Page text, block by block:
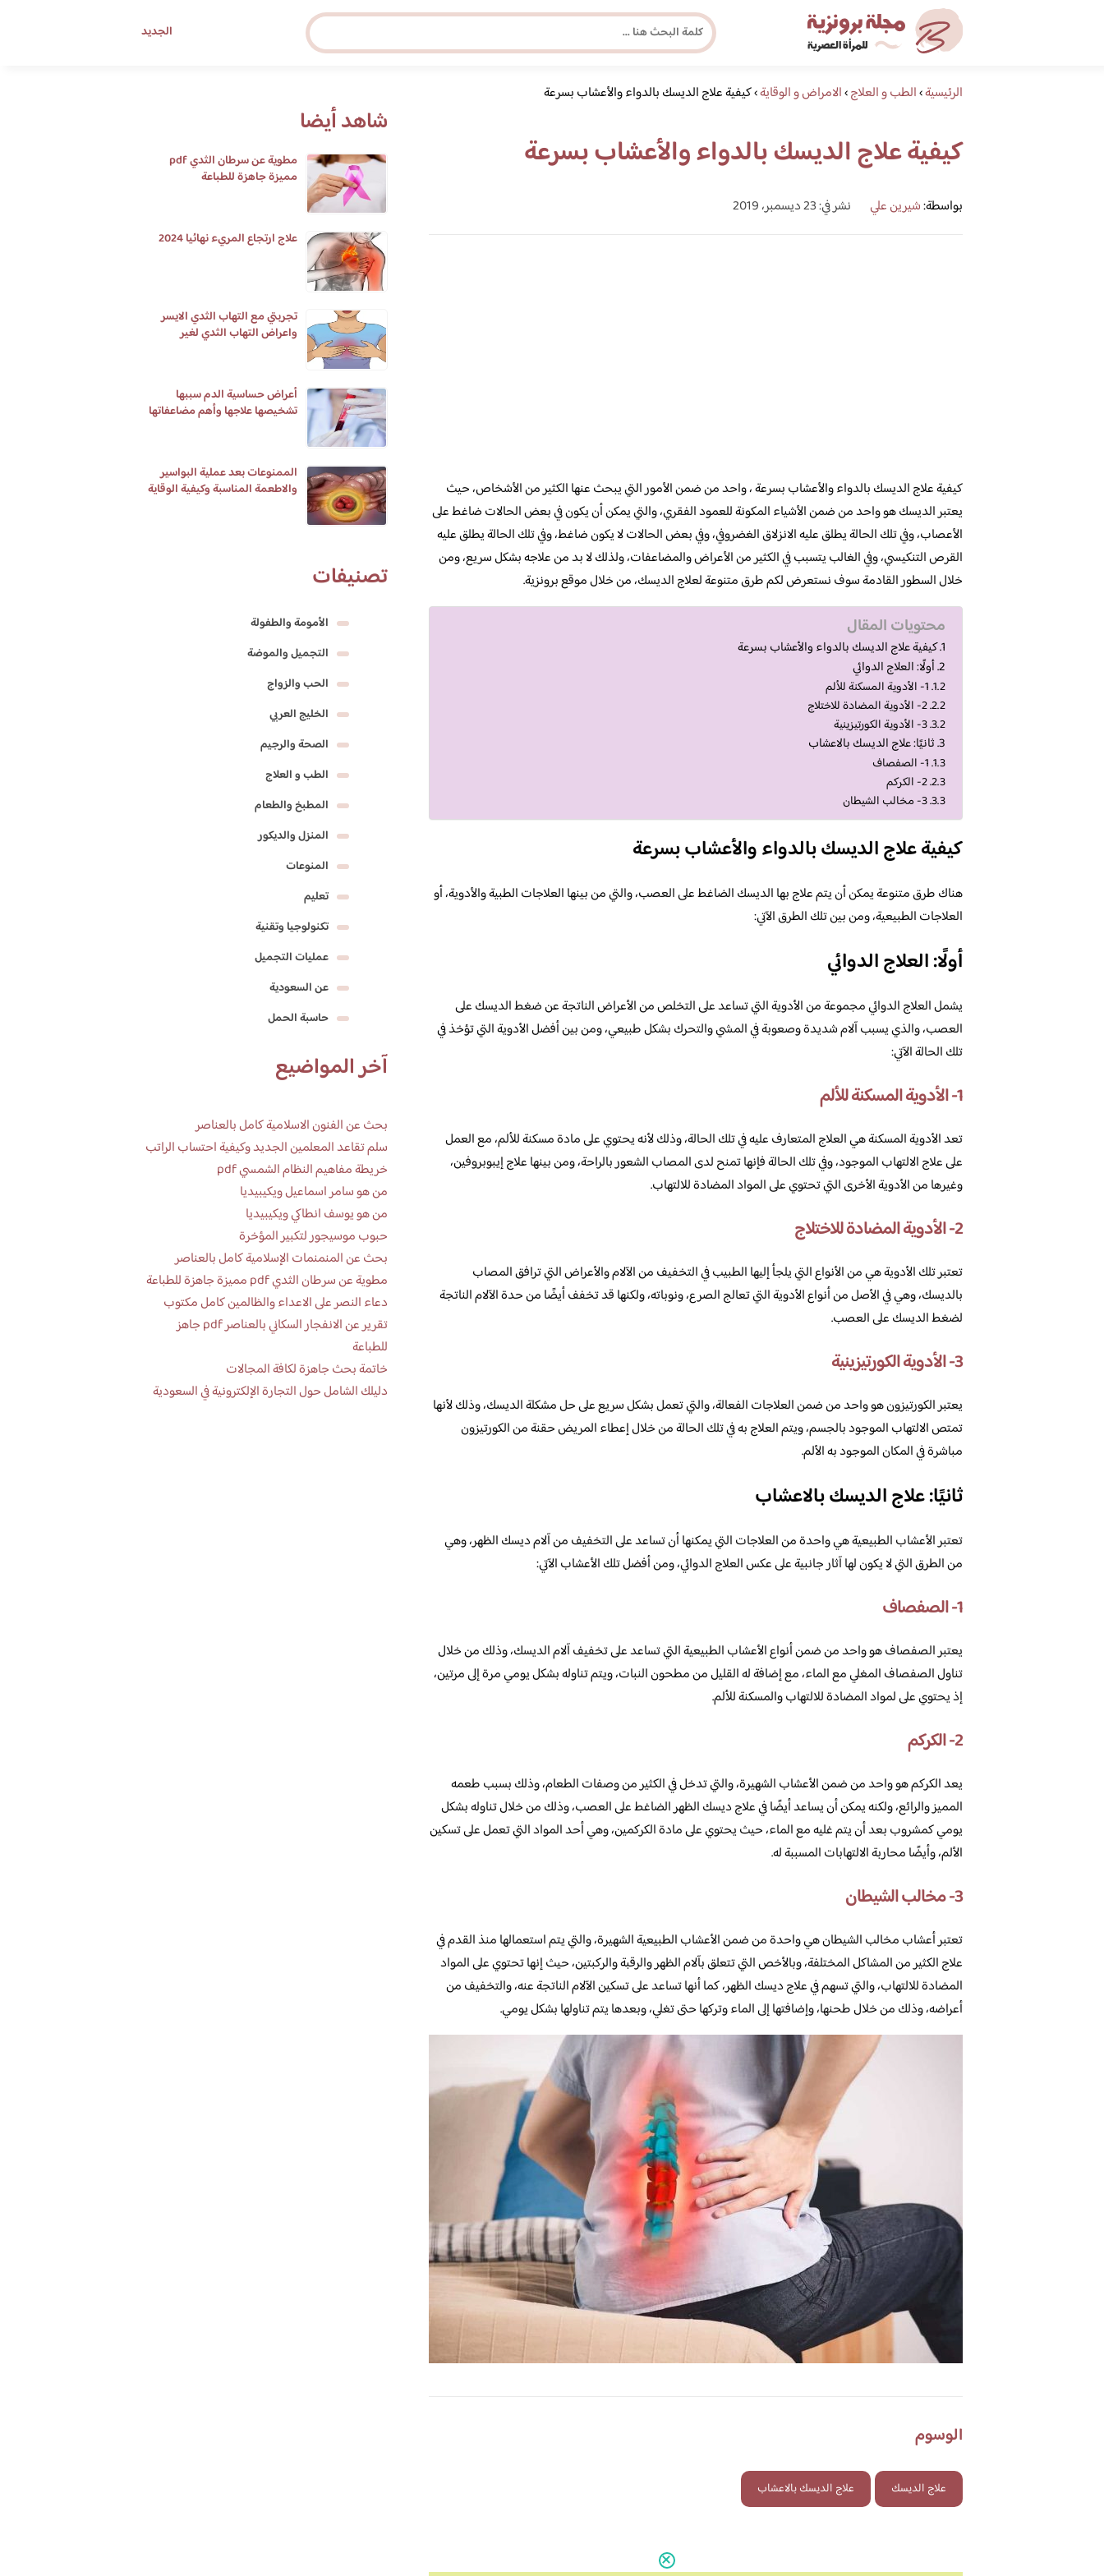
الجديد
مجلة برونزية للفتاة العصرية
ابحث عن أي موضوع يهمك
الرئيسية›الطب و العلاج›الامراض و الوقاية›كيفية علاج الديسك بالدواء والأعشاب بسرعة
كيفية علاج الديسك بالدواء والأعشاب بسرعة
بواسطة:شيرين علي نشر في: 23 ديسمبر، 2019
كيفية علاج الديسك بالدواء والأعشاب بسرعة ، واحد من ضمن الأمور التي يبحث عنها الكثير من الأشخاص، حيث
يعتبر الديسك هو واحد من ضمن الأشياء المكونة للعمود الفقري، والتي يمكن أن يكون في بعض الحالات ضاغط على
الأعصاب، وفي تلك الحالة يطلق عليه الانزلاق الغضروفي، وفي بعض الحالات لا يكون ضاغط، وفي تلك الحالة يطلق عليه
القرص التنكيسي، وفي الغالب يتسبب في الكثير من الأعراض والمضاعفات، ولذلك لا بد من علاجه بشكل سريع، ومن
خلال السطور القادمة سوف نستعرض لكم طرق متنوعة لعلاج الديسك، من خلال موقع برونزية.
محتويات المقال
كيفية علاج الديسك بالدواء والأعشاب بسرعة
أولًا: العلاج الدوائي
1- الأدوية المسكنة للألم
2- الأدوية المضادة للاختلاج
3- الأدوية الكورتيزينية
ثانيًا: علاج الديسك بالاعشاب
1- الصفصاف
2- الكركم
3- مخالب الشيطان
كيفية علاج الديسك بالدواء والأعشاب بسرعة
هناك طرق متنوعة يمكن أن يتم علاج بها الديسك الضاغط على العصب، والتي من بينها العلاجات الطبية والأدوية، أو
العلاجات الطبيعية، ومن بين تلك الطرق الآتي:
أولًا: العلاج الدوائي
يشمل العلاج الدوائي مجموعة من الأدوية التي تساعد على التخلص من الأعراض الناتجة عن ضغط الديسك على
العصب، والذي يسبب آلام شديدة وصعوبة في المشي والتحرك بشكل طبيعي، ومن بين أفضل الأدوية التي تؤخذ في
تلك الحالة الآتي:
1- الأدوية المسكنة للألم
تعد الأدوية المسكنة هي العلاج المتعارف عليه في تلك الحالة، وذلك لأنه يحتوي على مادة مسكنة للألم، مع العمل
على علاج الالتهاب الموجود، وفي تلك الحالة فإنها تمنح لدى المصاب الشعور بالراحة، ومن بينها علاج إيبوبروفين،
وغيرها من الأدوية الأخرى التي تحتوي على المواد المضادة للالتهاب.
2- الأدوية المضادة للاختلاج
تعتبر تلك الأدوية هي من الأنواع التي يلجأ إليها الطبيب في التخفيف من الآلام والأعراض التي ترافق المصاب
بالديسك، وهي في الأصل من أنواع الأدوية التي تعالج الصرع، ونوباته، ولكنها قد تخفف أيضًا من حدة الآلام الناتجة
لضغط الديسك على العصب.
3- الأدوية الكورتيزينية
يعتبر الكورتيزون هو واحد من ضمن العلاجات الفعالة، والتي تعمل بشكل سريع على حل مشكلة الديسك، وذلك لأنها
تمتص الالتهاب الموجود بالجسم، ويتم العلاج به في تلك الحالة من خلال إعطاء المريض حقنة من الكورتيزون
مباشرة في المكان الموجود به الألم.
ثانيًا: علاج الديسك بالاعشاب
تعتبر الأعشاب الطبيعية هي واحدة من العلاجات التي يمكنها أن تساعد على التخفيف من آلام ديسك الظهر، وهي
من الطرق التي لا يكون لها آثار جانبية على عكس العلاج الدوائي، ومن أفضل تلك الأعشاب الآتي:
1- الصفصاف
يعتبر الصفصاف هو واحد من ضمن أنواع الأعشاب الطبيعية التي تساعد على تخفيف آلام الديسك، وذلك من خلال
تناول الصفصاف المغلي مع الماء، مع إضافة له القليل من مطحون النبات، ويتم تناوله بشكل يومي مرة إلى مرتين،
إذ يحتوي على لمواد المضادة للالتهاب والمسكنة للألم.
2- الكركم
يعد الكركم هو واحد من ضمن الأعشاب الشهيرة، والتي تدخل في الكثير من وصفات الطعام، وذلك بسبب طعمه
المميز والرائع، ولكنه يمكن أن يساعد أيضًا في علاج ديسك الظهر الضاغط على العصب، وذلك من خلال تناوله بشكل
يومي كمشروب بعد أن يتم غليه مع الماء، حيث يحتوي على مادة الكركمين، وهي أحد المواد التي تعمل على تسكين
الألم، وأيضًا محاربة الالتهابات المسببة له.
3- مخالب الشيطان
تعتبر أعشاب مخالب الشيطان هي واحدة من ضمن الأعشاب الطبيعية الشهيرة، والتي يتم استعمالها منذ القدم في
علاج الكثير من المشاكل المختلفة، وبالأخص التي تتعلق بآلام الظهر والرقبة والركبتين، حيث إنها تحتوي على المواد
المضادة للالتهاب، والتي تسهم في علاج ديسك الظهر، كما أنها تساعد على تسكين الآلام الناتجة عنه، والتخفيف من
أعراضه، وذلك من خلال طحنها، وإضافتها إلى الماء وتركها حتى تغلي، وبعدها يتم تناولها بشكل يومي.
الوسوم
علاج الديسك علاج الديسك بالاعشاب
شاهد أيضا
مطوية عن سرطان الثدي pdf
مميزة جاهزة للطباعة
علاج ارتجاع المريء نهائيا 2024
تجربتي مع التهاب الثدي الايسر
واعراض التهاب الثدي لغير
أعراض حساسية الدم سببها
تشخيصها علاجها وأهم مضاعفاتها
الممنوعات بعد عملية البواسير
والاطعمة المناسبة وكيفية الوقاية
تصنيفات
الأمومة والطفولة
التجميل والموضة
الحب والزواج
الخليج العربي
الصحة والرجيم
الطب و العلاج
المطبخ والطعام
المنزل والديكور
المنوعات
تعليم
تكنولوجيا وتقنية
عمليات التجميل
عن السعودية
حاسبة الحمل
آخر المواضيع
بحث عن الفنون الاسلامية كامل بالعناصر
سلم تقاعد المعلمين الجديد وكيفية احتساب الراتب
خريطة مفاهيم النظام الشمسي pdf
من هو سامر اسماعيل ويكيبيديا
من هو يوسف انطاكي ويكيبيديا
حبوب موسيجور لتكبير المؤخرة
بحث عن المنمنمات الإسلامية كامل بالعناصر
مطوية عن سرطان الثدي pdf مميزة جاهزة للطباعة
دعاء النصر على الاعداء والظالمين كامل مكتوب
تقرير عن الانفجار السكاني بالعناصر pdf جاهز
للطباعة
خاتمة بحث جاهزة لكافة المجالات
دليلك الشامل حول التجارة الإلكترونية في السعودية